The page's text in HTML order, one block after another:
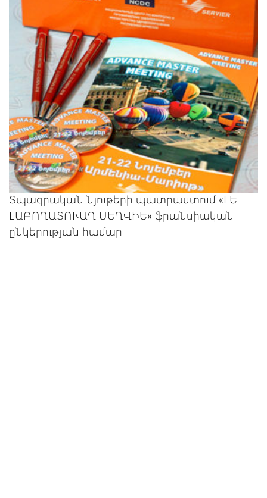
Տպագրական նյութերի պատրաստում «ԼԵ
ԼԱԲՈՂԱՏՈՒԱՂ ՍԵՂՎԻԵ» ֆրանսիական
ընկերության համար